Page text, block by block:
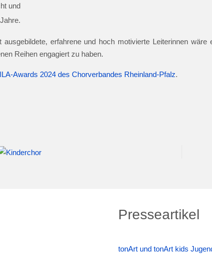
und
erfahrene und hoch motivierte Leiterinnen
Reihen engagiert zu haben.
Awards 2024 des Chorverbandes Rheinland-Pfalz.
Presseartikel
tonArt und tonArt kids